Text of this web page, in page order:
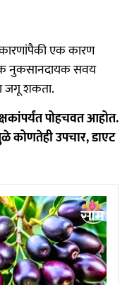
कारणांपैकी एक कारण
नुकसानदायक सवय
जगू शकता.
पोहचवत आहोत.
कोणतेही उपचार, डाएट